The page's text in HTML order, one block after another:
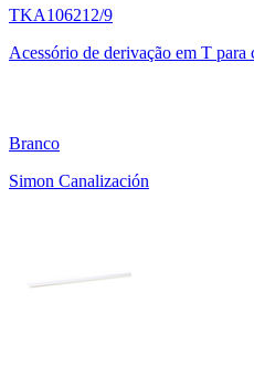
TKA106212/9
Acessório de derivação em T
Branco
Simon Canalización